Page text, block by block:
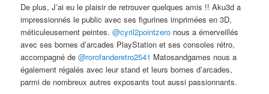
De plus, J’ai eu le plaisir de retrouver quelques amis !! Aku3d a
impressionnés le public avec ses figurines imprimées en 3D,
méticuleusement peintes.@cyril2pointzero nous a émerveillés
avec ses bornes d’arcades PlayStation et ses consoles rétro,
accompagné de@rorofanderetro2541 Matosandgames nous a
également régalés avec leur stand et leurs bornes d’arcades,
parmi de nombreux autres exposants tout aussi passionnants.